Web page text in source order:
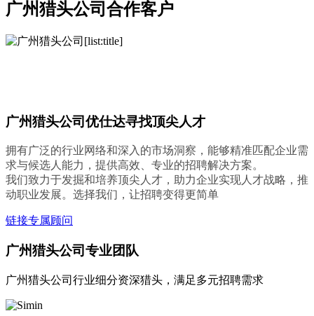
广州猎头公司合作客户
广州猎头公司优仕达寻找顶尖人才
拥有广泛的行业网络和深入的市场洞察，能够精准匹配企业需
求与候选人能力，提供高效、专业的招聘解决方案。
我们致力于发掘和培养顶尖人才，助力企业实现人才战略，推
动职业发展。选择我们，让招聘变得更简单
链接专属顾问
广州猎头公司专业团队
广州猎头公司行业细分资深猎头，满足多元招聘需求